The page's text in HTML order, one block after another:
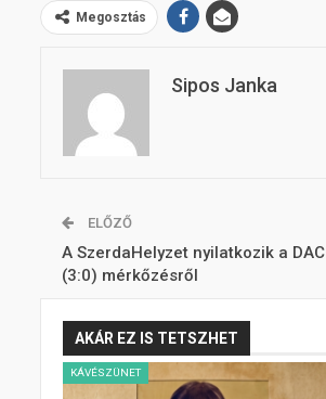
Megosztás
Sipos Janka
ELŐZŐ
A SzerdaHelyzet nyilatkozik a
(3:0) mérkőzésről
AKÁR EZ IS TETSZHET
KÁVÉSZÜNET